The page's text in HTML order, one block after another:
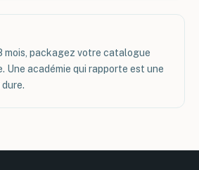
mois, packagez votre catalogue
Une académie qui rapporte est une